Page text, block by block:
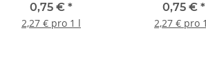
0,75 € *
2,27 € pro 1 l
0,75 € *
2,27 € pro